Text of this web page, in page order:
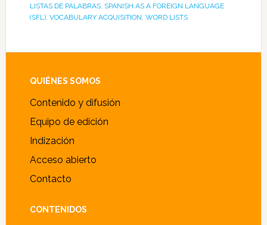
LISTAS DE PALABRAS, SPANISH AS A FOREIGN LANGUAGE
(SFL), VOCABULARY ACQUISITION, WORD LISTS
Footer
QUIÉNES SOMOS
Contenido y difusión
Equipo de edición
Indización
Acceso abierto
Contacto
CONTENIDOS